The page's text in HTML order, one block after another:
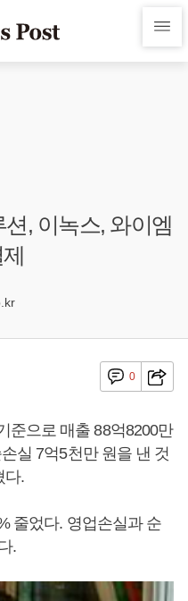
, 이녹스, 와이엠
0
준으로 매출 88억8200만
실 7억5천만 원을 낸 것
다.
줄었다. 영업손실과 순
.